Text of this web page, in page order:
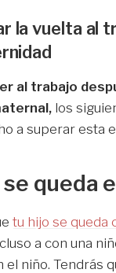
la vuelta al
al trabajo
los
a superar esta
queda
tu hijo se queda
a con una
niño. Tendrás